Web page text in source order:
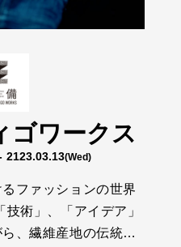
ゴワークス
(Wed)
ファッションの世界
術」、「アイデア」
、繊維産地の伝統と